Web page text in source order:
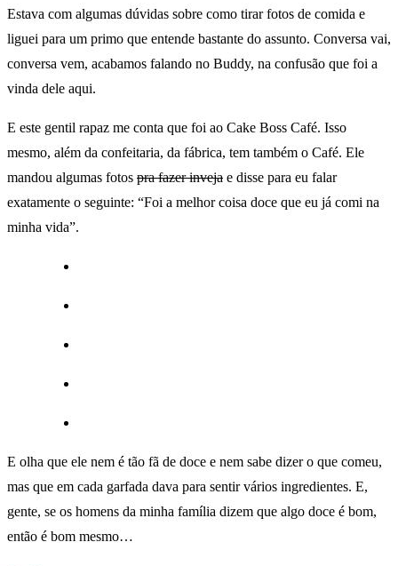
Estava com algumas dúvidas sobre como tirar fotos de comida e
liguei para um primo que entende bastante do assunto. Conversa vai,
conversa vem, acabamos falando no Buddy, na confusão que foi a
vinda dele aqui.
E este gentil rapaz me conta que foi ao Cake Boss Café. Isso
mesmo, além da confeitaria, da fábrica, tem também o Café. Ele
mandou algumas fotos pra fazer inveja e disse para eu falar
exatamente o seguinte: “Foi a melhor coisa doce que eu já comi na
minha vida”.
E olha que ele nem é tão fã de doce e nem sabe dizer o que comeu,
mas que em cada garfada dava para sentir vários ingredientes. E,
gente, se os homens da minha família dizem que algo doce é bom,
então é bom mesmo…